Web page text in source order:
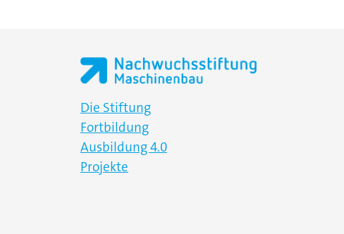
Die Stiftung
Fortbildung
Ausbildung 4.0
Projekte